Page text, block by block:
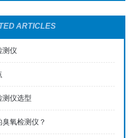
ARTICLES
测仪
测仪选型
氧检测仪？